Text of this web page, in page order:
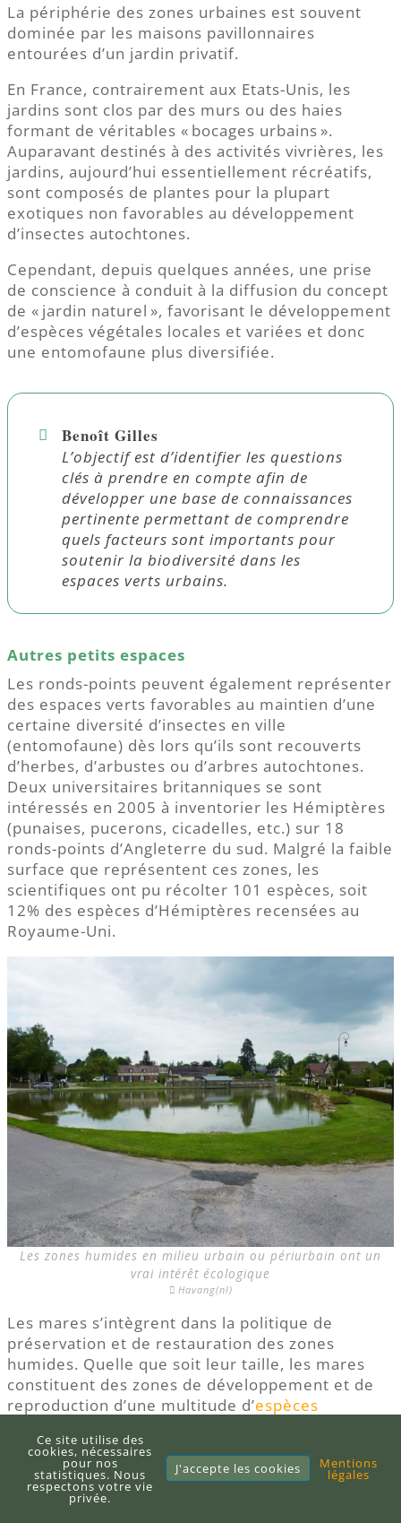
La périphérie des zones urbaines est souvent
dominée par les maisons pavillonnaires
entourées d’un jardin privatif.
En France, contrairement aux Etats-Unis, les
jardins sont clos par des murs ou des haies
formant de véritables « bocages urbains ».
Auparavant destinés à des activités vivrières, les
jardins, aujourd’hui essentiellement récréatifs,
sont composés de plantes pour la plupart
exotiques non favorables au développement
d’insectes autochtones.
Cependant, depuis quelques années, une prise
de conscience à conduit à la diffusion du concept
de « jardin naturel », favorisant le développement
d’espèces végétales locales et variées et donc
une entomofaune plus diversifiée.
Benoît Gilles
L’objectif est d’identifier les questions
clés à prendre en compte afin de
développer une base de connaissances
pertinente permettant de comprendre
quels facteurs sont importants pour
soutenir la biodiversité dans les
espaces verts urbains.
Autres petits espaces
Les ronds-points peuvent également représenter
des espaces verts favorables au maintien d’une
certaine diversité d’insectes en ville
(entomofaune) dès lors qu’ils sont recouverts
d’herbes, d’arbustes ou d’arbres autochtones.
Deux universitaires britanniques se sont
intéressés en 2005 à inventorier les Hémiptères
(punaises, pucerons, cicadelles, etc.) sur 18
ronds-points d’Angleterre du sud. Malgré la faible
surface que représentent ces zones, les
scientifiques ont pu récolter 101 espèces, soit
12% des espèces d’Hémiptères recensées au
Royaume-Uni.
Les zones humides en milieu urbain ou périurbain ont un
vrai intérêt écologique
Havang(nl)
Les mares s’intègrent dans la politique de
préservation et de restauration des zones
humides. Quelle que soit leur taille, les mares
constituent des zones de développement et de
reproduction d’une multitude d’espèces
(végétales et animales) comme
les Odonates (libellules et demoiselles, comme
l’Agrion de mercure ouCoenagrion mercuriale
encore des punaises aquatiques (
Ce site utilise des
cookies, nécessaires
pour nos
statistiques. Nous
respectons votre vie
privée.
J'accepte les cookies Mentions
légales